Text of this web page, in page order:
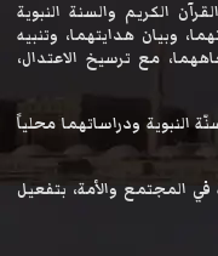
الكريم والسنة النبوية
وبيان هدايتهما، وتنبيه
مع ترسيخ الاعتدال،
النبوية ودراساتهما محلياً
في المجتمع والأمة، بتفعيل